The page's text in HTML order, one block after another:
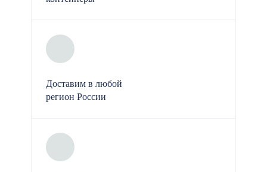
Герметизация межэтажных швов:
При стыковке верхних и нижних
блоков на объекте обеспечивается
теплоизоляция соединений, что
исключает промерзание контура
или протечки во время осадков.
Противопожарная безопасность:
Все деревянные элементы
Доставим в любой
регион России